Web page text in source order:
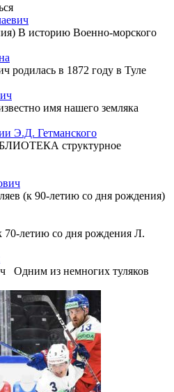
В историю Военно-морского
родилась в 1872 году в Туле
имя нашего земляка
Э.Д. Гетманского
структурное
(к 90-летию со дня рождения)
летию со дня рождения Л.
Одним из немногих туляков